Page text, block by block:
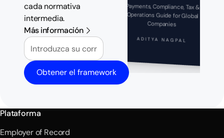
cada normativa
intermedia.
Más información
Correo electrónico
Obtener el framework
Payments, Compliance, Tax &
Operations Guide for Global
Companies
ADITYA NAGPAL
Plataforma
Employer of Record